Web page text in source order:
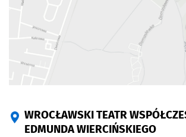
WROCŁAWSKI TEATR
EDMUNDA WIERCIŃSKIEGO